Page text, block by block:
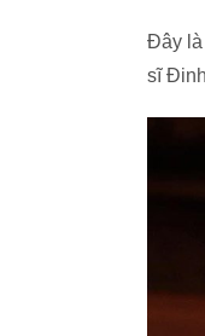
Đây là
sĩ